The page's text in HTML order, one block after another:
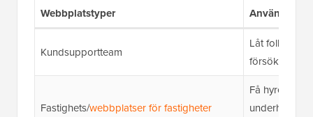
Webbplatstyper
Kundsupportteam
Låt folk visa
försöka
Fastighets/webbplatser för fastigheter
Få